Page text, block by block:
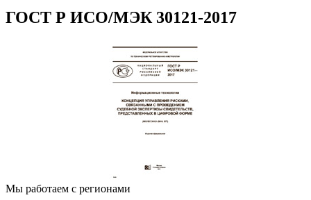
ГОСТ Р ИСО/МЭК 30121-2017
Мы работаем с регионами